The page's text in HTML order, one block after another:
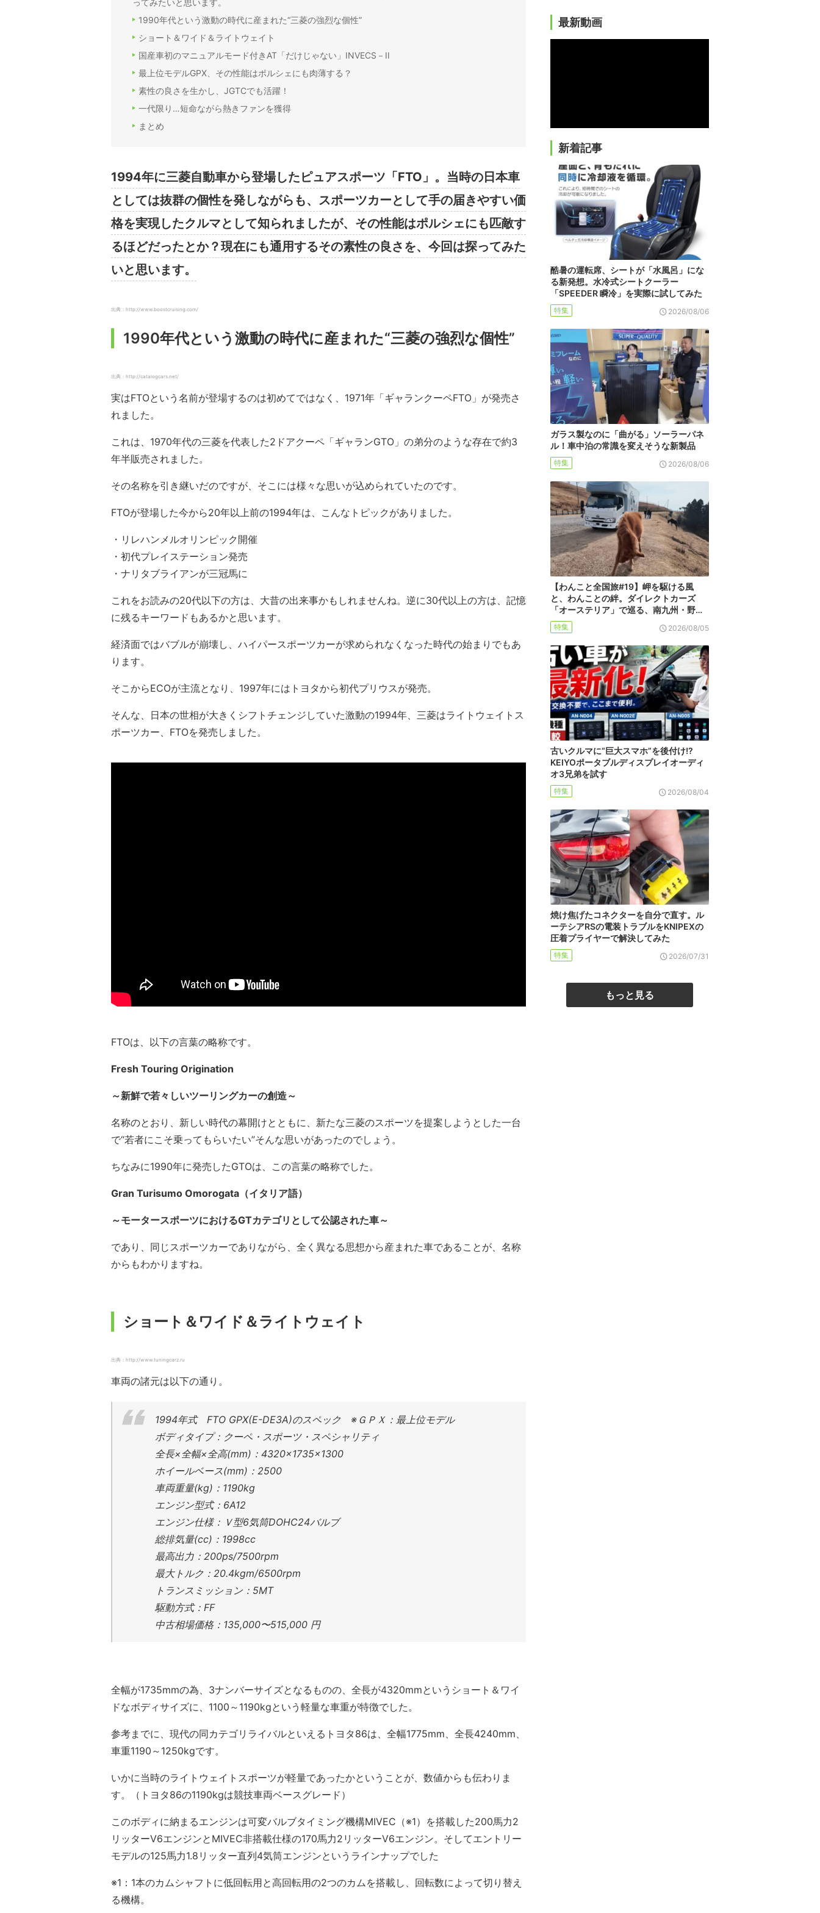
ってみたいと思います。
1990年代という激動の時代に産まれた“三菱の強烈な個性”
ショート＆ワイド＆ライトウェイト
国産車初のマニュアルモード付きAT「だけじゃない」INVECS－II
最上位モデルGPX、その性能はポルシェにも肉薄する？
素性の良さを生かし、JGTCでも活躍！
一代限り…短命ながら熱きファンを獲得
まとめ
1994年に三菱自動車から登場したピュアスポーツ「FTO」。当時の日本車
としては抜群の個性を発しながらも、スポーツカーとして手の届きやすい価
格を実現したクルマとして知られましたが、その性能はポルシェにも匹敵す
るほどだったとか？現在にも通用するその素性の良さを、今回は探ってみた
いと思います。
出典：http://www.boostcruising.com/
1990年代という激動の時代に産まれた“三菱の強烈な個性”
出典：http://catalogcars.net/
実はFTOという名前が登場するのは初めてではなく、1971年「ギャランクーペFTO」が発売さ
れました。
これは、1970年代の三菱を代表した2ドアクーペ「ギャランGTO」の弟分のような存在で約3
年半販売されました。
その名称を引き継いだのですが、そこには様々な思いが込められていたのです。
FTOが登場した今から20年以上前の1994年は、こんなトピックがありました。
・リレハンメルオリンピック開催
・初代プレイステーション発売
・ナリタブライアンが三冠馬に
これをお読みの20代以下の方は、大昔の出来事かもしれませんね。逆に30代以上の方は、記憶
に残るキーワードもあるかと思います。
経済面ではバブルが崩壊し、ハイパースポーツカーが求められなくなった時代の始まりでもあ
ります。
そこからECOが主流となり、1997年にはトヨタから初代プリウスが発売。
そんな、日本の世相が大きくシフトチェンジしていた激動の1994年、三菱はライトウェイトス
ポーツカー、FTOを発売しました。
FTOは、以下の言葉の略称です。
Fresh Touring Origination
～新鮮で若々しいツーリングカーの創造～
名称のとおり、新しい時代の幕開けとともに、新たな三菱のスポーツを提案しようとした一台
で“若者にこそ乗ってもらいたい”そんな思いがあったのでしょう。
ちなみに1990年に発売したGTOは、この言葉の略称でした。
Gran Turisumo Omorogata（イタリア語）
～モータースポーツにおけるGTカテゴリとして公認された車～
であり、同じスポーツカーでありながら、全く異なる思想から産まれた車であることが、名称
からもわかりますね。
ショート＆ワイド＆ライトウェイト
出典：http://www.tuningcarz.ru
車両の諸元は以下の通り。
1994年式 FTO GPX(E-DE3A)のスペック ※ＧＰＸ：最上位モデル
ボディタイプ：クーペ・スポーツ・スペシャリティ
全長×全幅×全高(mm)：4320×1735×1300
ホイールベース(mm)：2500
車両重量(kg)：1190kg
エンジン型式：6A12
エンジン仕様：Ｖ型6気筒DOHC24バルブ
総排気量(cc)：1998cc
最高出力：200ps/7500rpm
最大トルク：20.4kgm/6500rpm
トランスミッション：5MT
駆動方式：FF
中古相場価格：135,000〜515,000 円
全幅が1735mmの為、3ナンバーサイズとなるものの、全長が4320mmというショート＆ワイ
ドなボディサイズに、1100～1190kgという軽量な車重が特徴でした。
参考までに、現代の同カテゴリライバルといえるトヨタ86は、全幅1775mm、全長4240mm、
車重1190～1250kgです。
いかに当時のライトウェイトスポーツが軽量であったかということが、数値からも伝わりま
す。（トヨタ86の1190kgは競技車両ベースグレード）
このボディに納まるエンジンは可変バルブタイミング機構MIVEC（※1）を搭載した200馬力2
リッターV6エンジンとMIVEC非搭載仕様の170馬力2リッターV6エンジン。そしてエントリー
モデルの125馬力1.8リッター直列4気筒エンジンというラインナップでした
※1：1本のカムシャフトに低回転用と高回転用の2つのカムを搭載し、回転数によって切り替え
る機構。
最新動画
新着記事
酷暑の運転席、シートが「水風呂」にな
る新発想。水冷式シートクーラー
「SPEEDER 瞬冷」を実際に試してみた
特集 2026/08/06
ガラス製なのに「曲がる」ソーラーパネ
ル！車中泊の常識を変えそうな新製品
特集 2026/08/06
【わんこと全国旅#19】岬を駆ける風
と、わんことの絆。ダイレクトカーズ
「オーステリア」で巡る、南九州・野…
特集 2026/08/05
古いクルマに“巨大スマホ”を後付け!?
KEIYOポータブルディスプレイオーディ
オ3兄弟を試す
特集 2026/08/04
焼け焦げたコネクターを自分で直す。ル
ーテシアRSの電装トラブルをKNIPEXの
圧着プライヤーで解決してみた
特集 2026/07/31
もっと見る